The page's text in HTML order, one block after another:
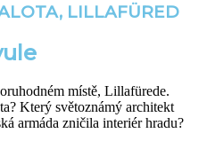
LILLAFÜRED
místě, Lillafürede.
Který světoznámý architekt
armáda zničila interiér hradu?